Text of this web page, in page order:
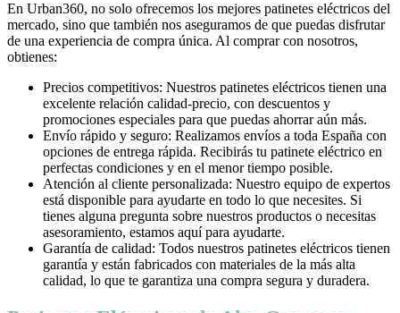
En Urban360, no solo ofrecemos los mejores patinetes eléctricos del
mercado, sino que también nos aseguramos de que puedas disfrutar
de una experiencia de compra única. Al comprar con nosotros,
obtienes:
Precios competitivos: Nuestros patinetes eléctricos tienen una
excelente relación calidad-precio, con descuentos y
promociones especiales para que puedas ahorrar aún más.
Envío rápido y seguro: Realizamos envíos a toda España con
opciones de entrega rápida. Recibirás tu patinete eléctrico en
perfectas condiciones y en el menor tiempo posible.
Atención al cliente personalizada: Nuestro equipo de expertos
está disponible para ayudarte en todo lo que necesites. Si
tienes alguna pregunta sobre nuestros productos o necesitas
asesoramiento, estamos aquí para ayudarte.
Garantía de calidad: Todos nuestros patinetes eléctricos tienen
garantía y están fabricados con materiales de la más alta
calidad, lo que te garantiza una compra segura y duradera.